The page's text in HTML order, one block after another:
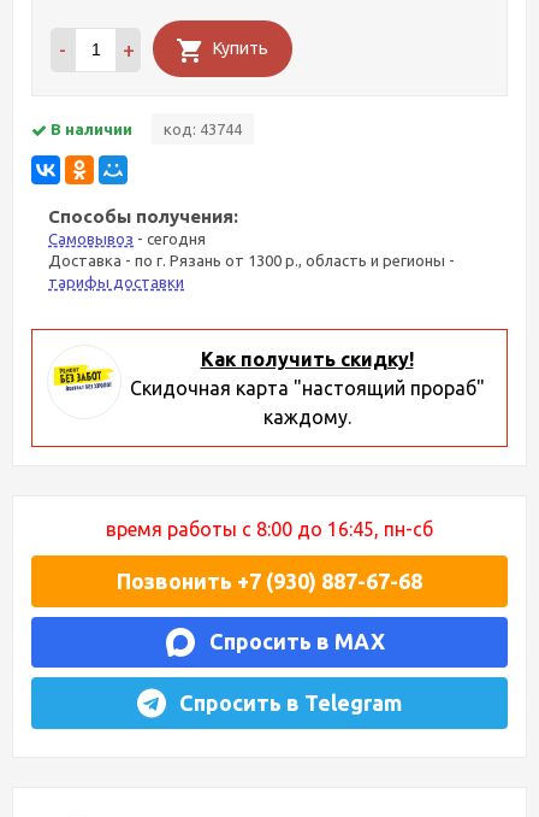
- + Купить
В наличии код: 43744
Способы получения:
Самовывоз - сегодня
Доставка - по г. Рязань от 1300 р., область и регионы -
тарифы доставки
Как получить скидку!
Скидочная карта "настоящий прораб"
каждому.
время работы с 8:00 до 16:45, пн-сб
Позвонить +7 (930) 887-67-68
Спросить в MAX
Спросить в Telegram